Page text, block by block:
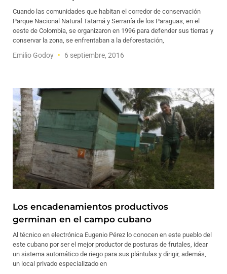
Cuando las comunidades que habitan el corredor de conservación
Parque Nacional Natural Tatamá y Serranía de los Paraguas, en el
oeste de Colombia, se organizaron en 1996 para defender sus tierras y
conservar la zona, se enfrentaban a la deforestación,
Emilio Godoy 6 septiembre, 2016
Los encadenamientos productivos
germinan en el campo cubano
Al técnico en electrónica Eugenio Pérez lo conocen en este pueblo del
este cubano por ser el mejor productor de posturas de frutales, idear
un sistema automático de riego para sus plántulas y dirigir, además,
un local privado especializado en